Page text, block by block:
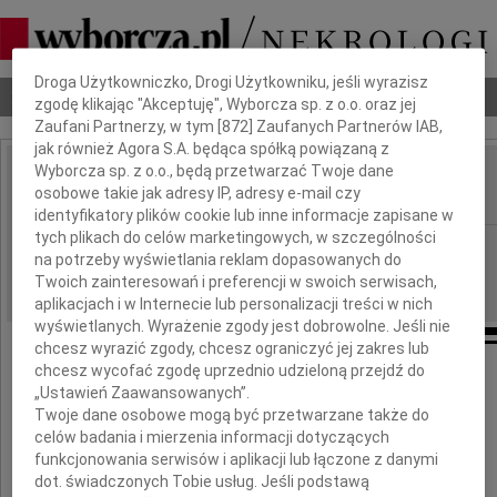
Nekrologi Odeszli Poradnik pogrzebowy
IMIĘ I NAZWISKO: Magdalena Kasprzak
REGION: Częstochowa
DATA EMISJI: 09.10.2020
Paniom
ordynator dr n. med. Barbarze Huras
i lek. med. Dorocie Wojtachnio
Dbamy o Twoją prywatność
Droga Użytkowniczko, Drogi Użytkowniku, jeśli wyrazisz
zgodę klikając "Akceptuję", Wyborcza sp. z o.o. oraz jej
Zaufani Partnerzy, w tym [872 ] Zaufanych Partnerów IAB,
jak również Agora S.A. będąca spółką powiązaną z
Wyborcza sp. z o.o., będą przetwarzać Twoje dane
osobowe takie jak adresy IP, adresy e-mail czy
identyfikatory plików cookie lub inne informacje zapisane w
tych plikach do celów marketingowych, w szczególności
na potrzeby wyświetlania reklam dopasowanych do
Twoich zainteresowań i preferencji w swoich serwisach,
aplikacjach i w Internecie lub personalizacji treści w nich
wyświetlanych. Wyrażenie zgody jest dobrowolne. Jeśli nie
chcesz wyrazić zgody, chcesz ograniczyć jej zakres lub
chcesz wycofać zgodę uprzednio udzieloną przejdź do
„Ustawień Zaawansowanych”.
Twoje dane osobowe mogą być przetwarzane także do
celów badania i mierzenia informacji dotyczących
funkcjonowania serwisów i aplikacji lub łączone z danymi
dot. świadczonych Tobie usług. Jeśli podstawą